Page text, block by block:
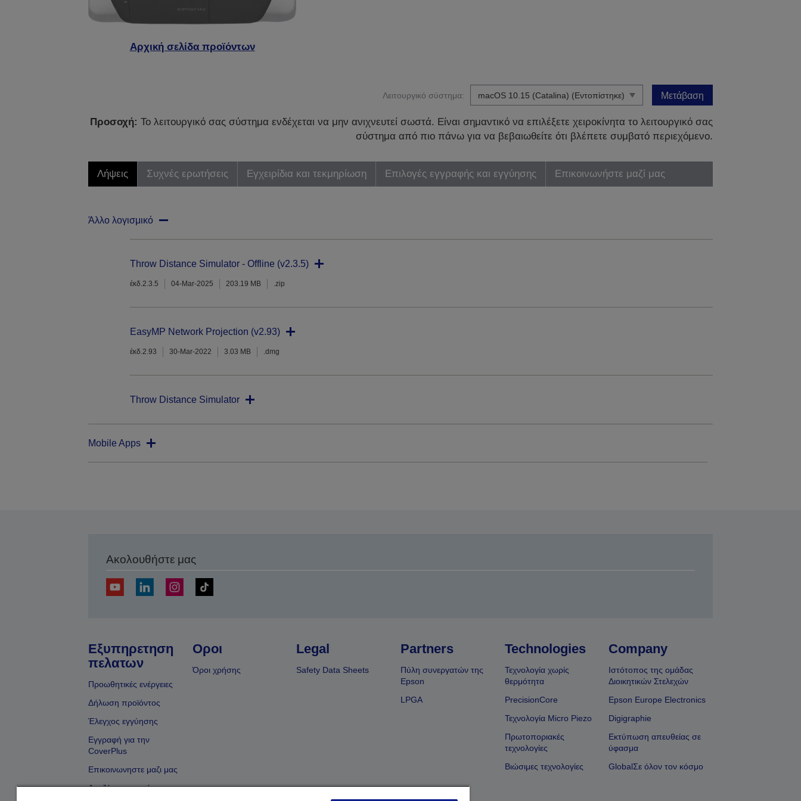
Αρχική σελίδα προϊόντων
Λειτουργικό σύστημα: Μετάβαση
Προσοχή: Το λειτουργικό σας σύστημα ενδέχεται να μην ανιχνευτεί σωστά. Είναι σημαντικό να επιλέξετε χειροκίνητα το λειτουργικό σας
σύστημα από πιο πάνω για να βεβαιωθείτε ότι βλέπετε συμβατό περιεχόμενο.
Λήψεις Συχνές ερωτήσεις Εγχειρίδια και τεκμηρίωση Επιλογές εγγραφής και εγγύησης Επικοινωνήστε μαζί μας
Άλλο λογισμικό
Throw Distance Simulator - Offline (v2.3.5)
έκδ.2.3.5 04-Mar-2025 203.19 MB .zip
EasyMP Network Projection (v2.93)
έκδ.2.93 30-Mar-2022 3.03 MB .dmg
Throw Distance Simulator
Mobile Apps
Ακολουθήστε μας
Εξυπηρετηση
πελατων
Προωθητικές ενέργειες
Δήλωση προϊόντος
Έλεγχος εγγύησης
Εγγραφή για την
CoverPlus
Επικοινωνηστε μαζι μας
Αναζήτηση εμπόρου
Οροι
Όροι χρήσης
Legal
Safety Data Sheets
Partners
Πύλη συνεργατών της
Epson
LPGA
Technologies
Τεχνολογία χωρίς
θερμότητα
PrecisionCore
Τεχνολογία Micro Piezo
Πρωτοποριακές
τεχνολογίες
Βιώσιμες τεχνολογίες
Company
Ιστότοπος της ομάδας
Διοικητικών Στελεχών
Epson Europe Electronics
Digigraphie
Εκτύπωση απευθείας σε
ύφασμα
GlobalΣε όλον τον κόσμο